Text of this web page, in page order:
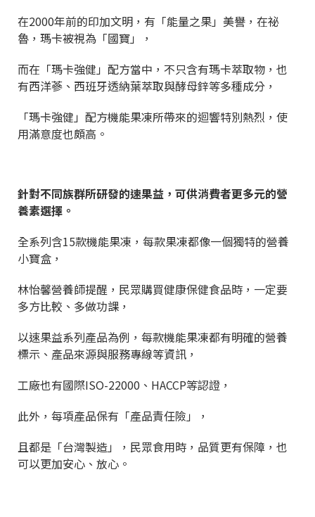
在2000年前的印加文明，有「能量之果」美譽，在祕
魯，瑪卡被視為「國寶」，
而在「瑪卡強健」配方當中，不只含有瑪卡萃取物，也
有西洋蔘、西班牙透納葉萃取與酵母鋅等多種成分，
「瑪卡強健」配方機能果凍所帶來的迴響特別熱烈，使
用滿意度也頗高。
針對不同族群所研發的速果益，可供消費者更多元的營
養素選擇。
全系列含15款機能果凍，每款果凍都像一個獨特的營養
小寶盒，
林怡馨營養師提醒，民眾購買健康保健食品時，一定要
多方比較、多做功課，
以速果益系列產品為例，每款機能果凍都有明確的營養
標示、產品來源與服務專線等資訊，
工廠也有國際ISO-22000、HACCP等認證，
此外，每項產品保有「產品責任險」，
且都是「台灣製造」，民眾食用時，品質更有保障，也
可以更加安心、放心。